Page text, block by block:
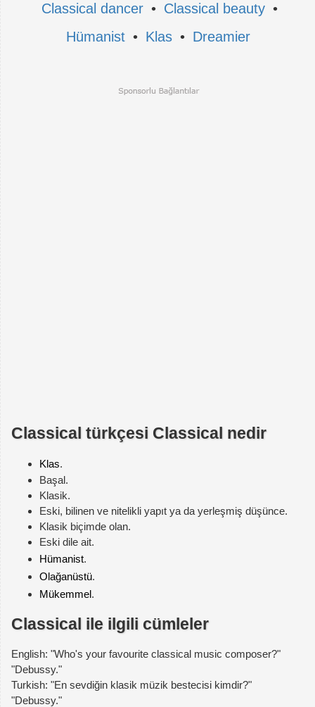
Classical dancer • Classical beauty •
Hümanist • Klas • Dreamier
Classical türkçesi Classical nedir
Klas.
Başal.
Klasik.
Eski, bilinen ve nitelikli yapıt ya da yerleşmiş düşünce.
Klasik biçimde olan.
Eski dile ait.
Hümanist.
Olağanüstü.
Mükemmel.
Classical ile ilgili cümleler
English: "Who's your favourite classical music composer?"
"Debussy."
Turkish: "En sevdiğin klasik müzik bestecisi kimdir?"
"Debussy."